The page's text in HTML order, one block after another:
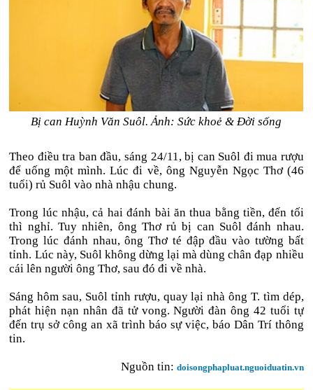
Bị can Huỳnh Văn Suôl. Ảnh: Sức khoẻ & Đời sống
Theo điều tra ban đầu, sáng 24/11, bị can Suôl đi mua rượu
để uống một mình. Lúc đi về, ông Nguyễn Ngọc Thơ (46
tuổi) rủ Suôl vào nhà nhậu chung.
Trong lúc nhậu, cả hai đánh bài ăn thua bằng tiền, đến tối
thì nghỉ. Tuy nhiên, ông Thơ rủ bị can Suôl đánh nhau.
Trong lúc đánh nhau, ông Thơ té đập đầu vào tường bất
tỉnh. Lúc này, Suôl không dừng lại mà dùng chân đạp nhiều
cái lên người ông Thơ, sau đó đi về nhà.
Sáng hôm sau, Suôl tỉnh rượu, quay lại nhà ông T. tìm dép,
phát hiện nạn nhân đã tử vong. Người đàn ông 42 tuổi tự
đến trụ sở công an xã trình báo sự việc, báo Dân Trí thông
tin.
Nguồn tin: doisongphapluat.nguoiduatin.vn